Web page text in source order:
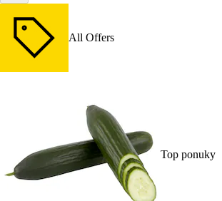
All Offers
Top ponuky